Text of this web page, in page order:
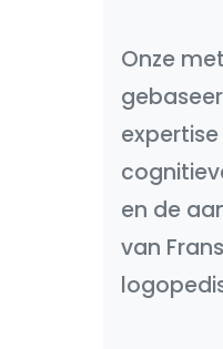
Onze
expertise
en de
van